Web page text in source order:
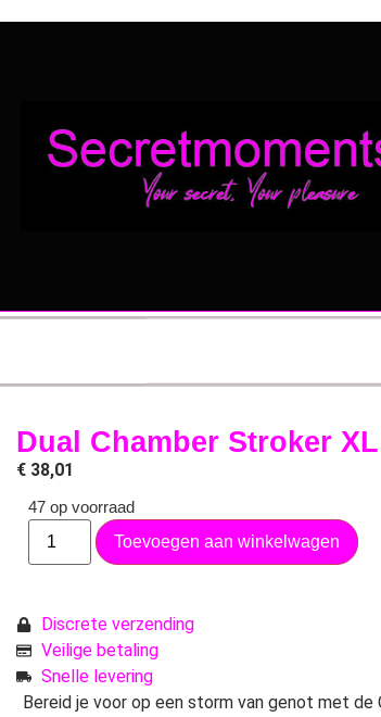
Dual Chamber Stroker XL
€ 38,01
47 op voorraad
Toevoegen aan winkelwagen
Discrete verzending
Veilige betaling
Snelle levering
Bereid je voor op een storm van genot met